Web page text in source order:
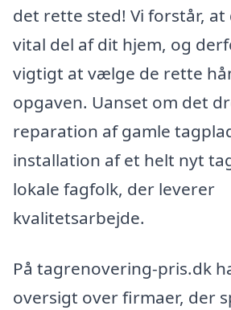
det rette sted! Vi forstår,
vital del af dit hjem, og
vigtigt at vælge de rette
opgaven. Uanset om det
reparation af gamle
installation af et helt nyt
lokale fagfolk, der leverer
kvalitetsarbejde.
På tagrenovering-pris.dk
oversigt over firmaer, der